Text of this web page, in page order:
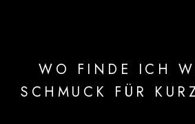
WO FINDE ICH
SCHMUCK FÜR